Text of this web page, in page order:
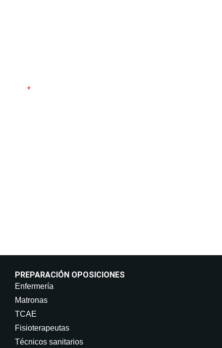
*Hacemos un trato totalmente respetuoso de tus
PREPARACIÓN OPOSICIONES
Enfermería
Matronas
TCAE
Fisioterapeutas
Técnicos sanitarios